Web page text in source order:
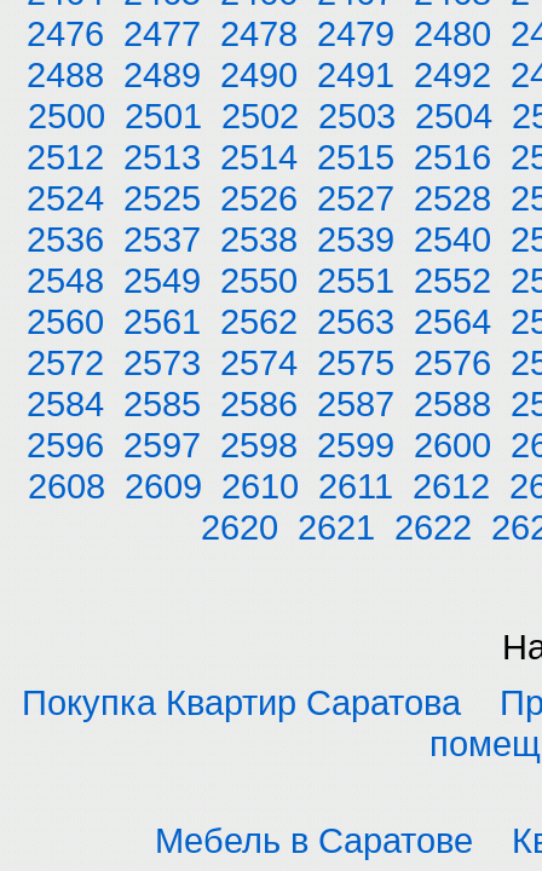
2476 2477 2478 2479 2480
2488 2489 2490 2491 2492
2500 2501 2502 2503 2504
2512 2513 2514 2515 2516
2524 2525 2526 2527 2528
2536 2537 2538 2539 2540
2548 2549 2550 2551 2552
2560 2561 2562 2563 2564
2572 2573 2574 2575 2576
2584 2585 2586 2587 2588
2596 2597 2598 2599 2600
2608 2609 2610 2611 2612
2620 2621 2622
Покупка Квартир Саратова
Мебель в Саратове